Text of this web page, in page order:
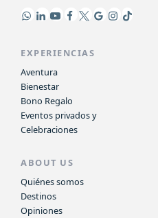
EXPERIENCIAS
Aventura
Bienestar
Bono Regalo
Eventos privados y
Celebraciones
ABOUT US
Quiénes somos
Destinos
Opiniones